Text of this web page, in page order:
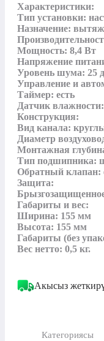
Характеристики:
Тип установки:
Назначение:
Мощность: 8,4 Вт
Напряжение
Уровень шума: 25
Управление и
Таймер: есть
Датчик влажности:
Конструкция:
Вид канала:
Диаметр
Монтажная
Тип подшипника:
Обратный клапан:
Защита:
Габариты и вес:
Ширина: 155 мм
Высота: 155 мм
Габариты (без
Вес нетто: 0,5 кг.
Акысыз
Категориясы